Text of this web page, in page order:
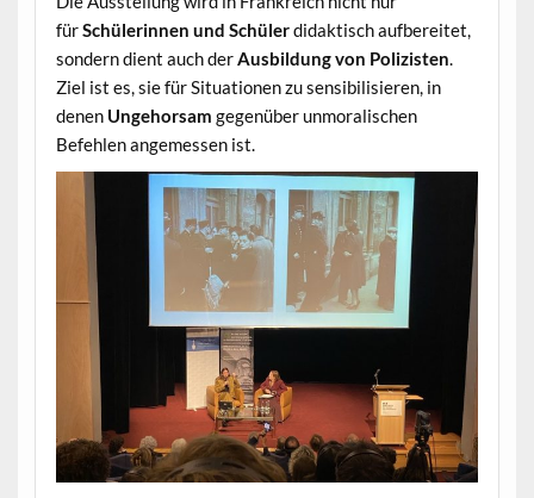
fürSchülerinnen und Schülerdidaktisch aufbereitet,
sondern dient auch derAusbildung von Polizisten.
Ziel ist es, sie für Situationen zu sensibilisieren, in
denen Ungehorsam gegenüber unmoralischen
Befehlen angemessen ist.